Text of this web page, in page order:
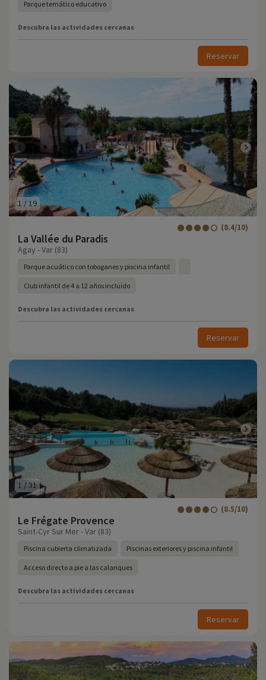
Parque temático educativo
Descubra las actividades cercanas
Reservar
1 /19
La Vallée du Paradis
(8.4/10)
Agay - Var (83)
Parque acuático con toboganes y piscina infantil
Club infantil de 4 a 12 años incluido
Descubra las actividades cercanas
Reservar
1 /31
Le Frégate Provence
(8.5/10)
Saint-Cyr Sur Mer - Var (83)
Piscina cubierta climatizada Piscinas exteriores y piscina infantil
Acceso directo a pie a las calanques
Descubra las actividades cercanas
Reservar